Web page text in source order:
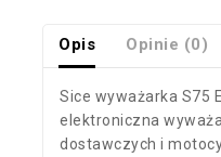
Opis Opinie (0)
Sice wyważarka S75
elektroniczna
dostawczych i